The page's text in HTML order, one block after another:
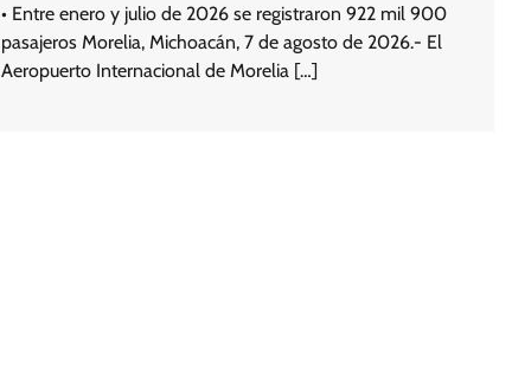
• Entre enero y julio de 2026 se registraron 922 mil 900
pasajeros Morelia, Michoacán, 7 de agosto de 2026.- El
Aeropuerto Internacional de Morelia […]